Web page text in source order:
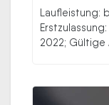
Laufleistung:
2022; Gültige